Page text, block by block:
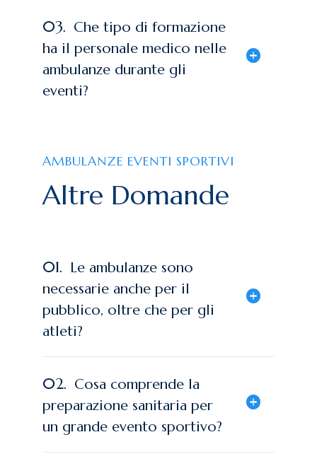
03. Che tipo di formazione
ha il personale medico nelle
ambulanze durante gli
eventi?
AMBULANZE EVENTI SPORTIVI
Altre Domande
01. Le ambulanze sono
necessarie anche per il
pubblico, oltre che per gli
atleti?
02. Cosa comprende la
preparazione sanitaria per
un grande evento sportivo?